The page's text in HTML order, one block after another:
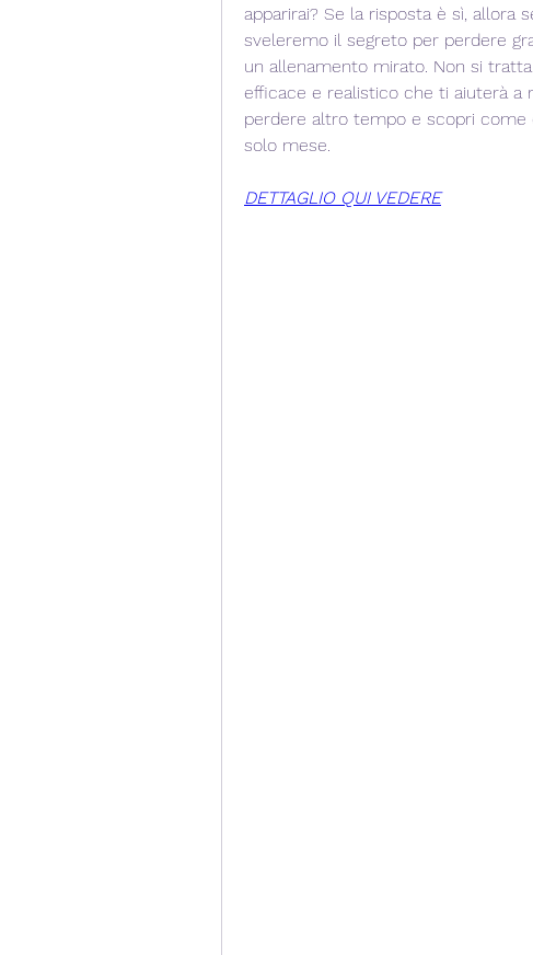
apparirai? Se la risposta è sì, allora
sveleremo il segreto per perdere
un allenamento mirato. Non si
efficace e realistico che ti aiuterà a
perdere altro tempo e scopri come
solo mese.
DETTAGLIO QUI VEDERE